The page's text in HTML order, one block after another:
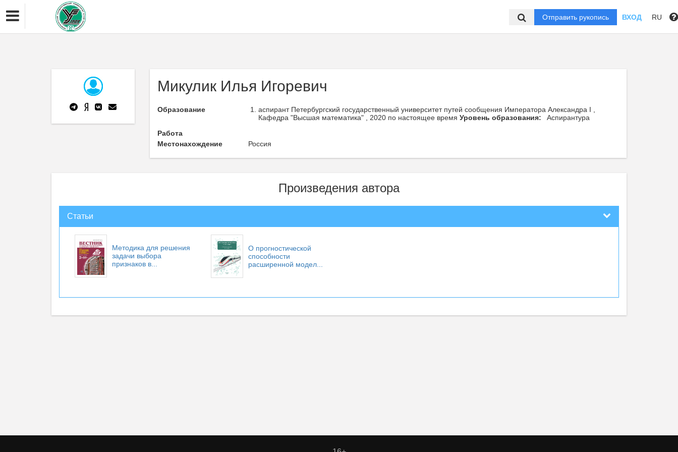
Отправить рукопись ВХОД RU
Микулик Илья Игоревич
Образование
аспирант Петербургский государственный университет путей сообщения Императора Александра I ,
Кафедра "Высшая математика" , 2020 по настоящее время Уровень образования:
Аспирантура
Работа
Местонахождение
Россия
Произведения автора
Статьи
Методика для решения
задачи выбора
признаков в...
О прогностической
способности
расширенной модел...